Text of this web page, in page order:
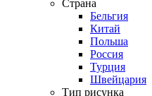
Страна
Бельгия
Китай
Польша
Россия
Турция
Швейцария
Тип рисунка